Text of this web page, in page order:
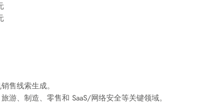
售线索生成。
游、制造、零售和 SaaS/网络安全等关键领域。